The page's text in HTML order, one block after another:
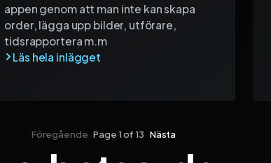
appen genom att man inte kan skapa
order, lägga upp bilder, utförare,
tidsrapportera m.m
Föregående Page 1 of 13 Nästa